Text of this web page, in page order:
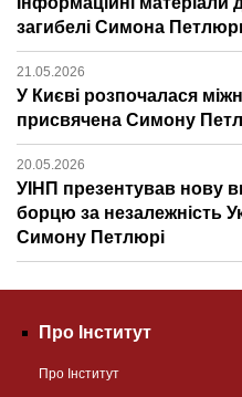
загибелі Симона
21.05.2026
У Києві розпочалася
присвячена Симону
20.05.2026
УІНП презентував нову
борцю за незалежність
Симону Петлюрі
Про Інститут
Про Інститут